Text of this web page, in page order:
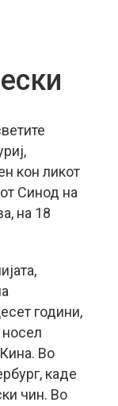
кон ликот
Синод на
на 18
години,
носел
Во
каде
чин. Во